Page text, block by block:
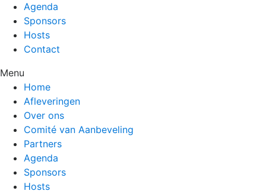
Agenda
Sponsors
Hosts
Contact
Menu
Home
Afleveringen
Over ons
Comité van Aanbeveling
Partners
Agenda
Sponsors
Hosts